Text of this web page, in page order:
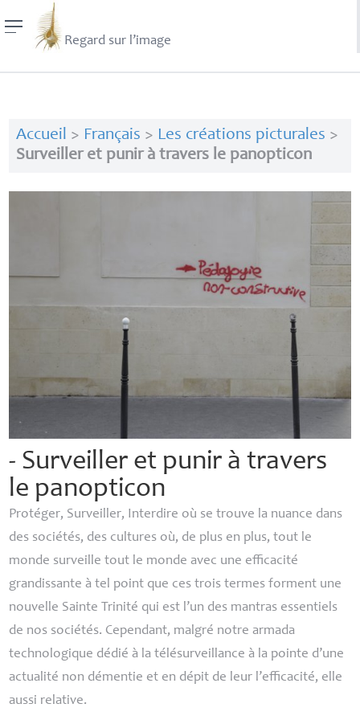
Regard sur l’image
Accueil > Français > Les créations picturales >
Surveiller et punir à travers le panopticon
- Surveiller et punir à travers
le panopticon
Protéger, Surveiller, Interdire où se trouve la nuance dans
des sociétés, des cultures où, de plus en plus, tout le
monde surveille tout le monde avec une efficacité
grandissante à tel point que ces trois termes forment une
nouvelle Sainte Trinité qui est l’un des mantras essentiels
de nos sociétés. Cependant, malgré notre armada
technologique dédié à la télésurveillance à la pointe d’une
actualité non démentie et en dépit de leur l’efficacité, elle
aussi relative.